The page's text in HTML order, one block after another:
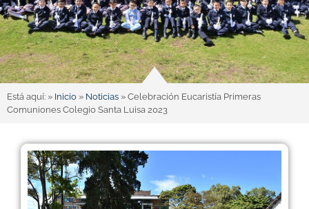
Está aquí: » Inicio » Noticias » Celebración Eucaristía Primeras
Comuniones Colegio Santa Luisa 2023